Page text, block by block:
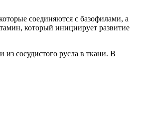
соединяются с базофилами, а
который инициирует развитие
из сосудистого русла в ткани. В